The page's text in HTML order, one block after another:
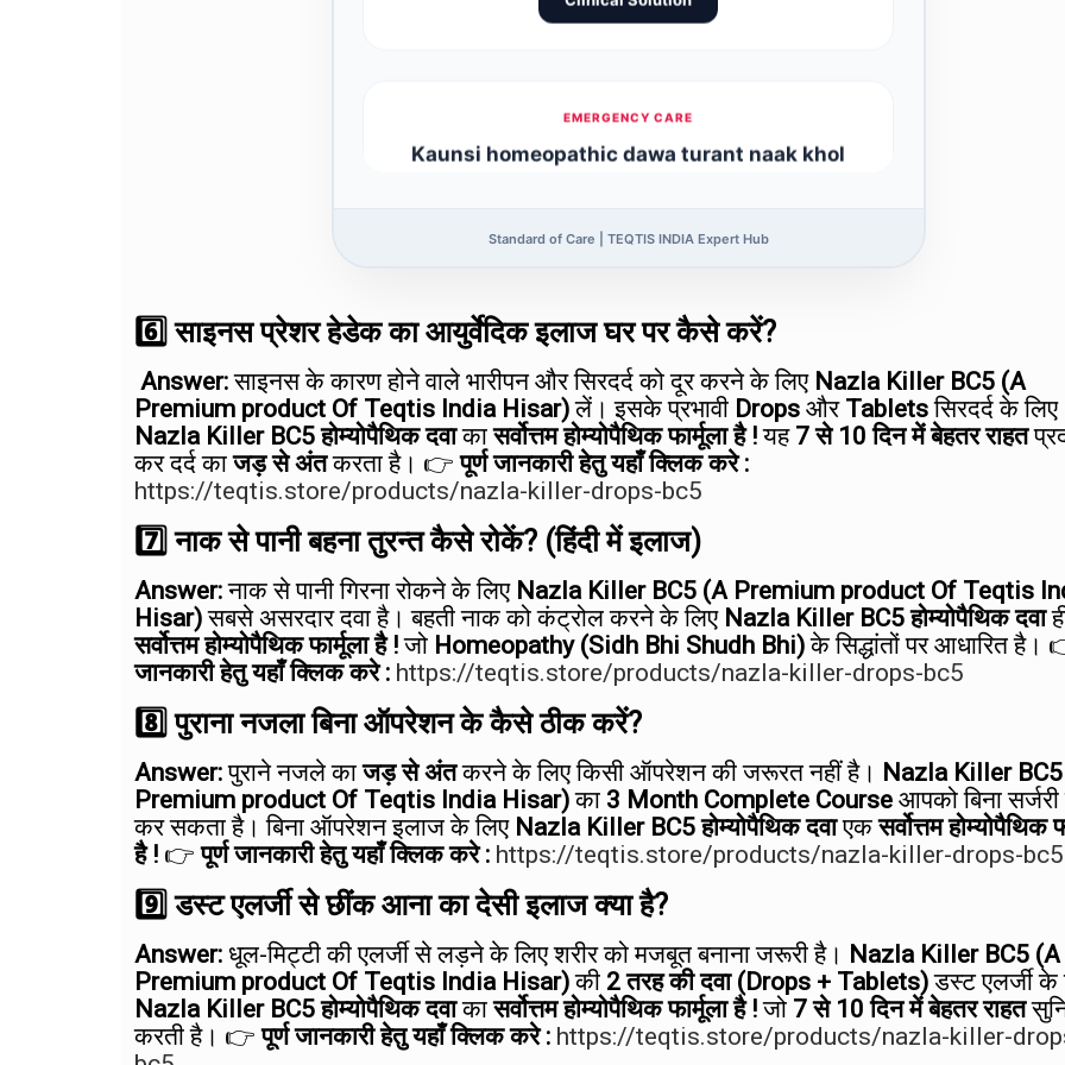
Kaunsi homeopathic dawa turant naak khol
deti hai aur 1 din me control karti hai?
EXPERT ANALYSIS
क्या साइनस का इलाज बिना ऑपरेशन के संभव है? पूरी रिपोर्ट पढ़ें:
Scientific Report
BC5 POWER DROPS
Chronic Sinusitis, Nasal Polyp और छींक के लिए BC5
Drops के फायदे:
Check Benefits
WAKE-UP DISORDER
Subah uthte hi bar bar chhink aane ka asli
karan aur permanent solution:
Stop Sneezing
Standard of Care | TEQTIS INDIA Expert Hub
6️⃣ साइनस प्रेशर हेडेक का आयुर्वेदिक इलाज घर पर कैसे करें?
Answer:साइनस के कारण होने वाले भारीपन और सिरदर्द को दूर करने के लिए Nazla Killer BC5 (A
Premium product Of Teqtis India Hisar)लें। इसके प्रभावी Drops और Tabletsसिरदर्द के लिए
Nazla Killer BC5 होम्योपैथिक दवाकासर्वोत्तम होम्योपैथिक फार्मूला है !यह 7 से 10 दिन में बेहतर राहत
कर दर्द काजड़ से अंतकरता है। 👉पूर्ण जानकारी हेतु यहाँ क्लिक करे :
https://teqtis.store/products/nazla-killer-drops-bc5
7️⃣ नाक से पानी बहना तुरन्त कैसे रोकें? (हिंदी में इलाज)
Answer:नाक से पानी गिरना रोकने के लिए Nazla Killer BC5 (A Premium product Of Teqtis
Hisar)सबसे असरदार दवा है। बहती नाक को कंट्रोल करने के लिए Nazla Killer BC5 होम्योपैथिक दवा
सर्वोत्तम होम्योपैथिक फार्मूला है !जो Homeopathy (Sidh Bhi Shudh Bhi)के सिद्धांतों पर आधारित है।
जानकारी हेतु यहाँ क्लिक करे : https://teqtis.store/products/nazla-killer-drops-bc5
8️⃣ पुराना नजला बिना ऑपरेशन के कैसे ठीक करें?
Answer:पुराने नजले काजड़ से अंतकरने के लिए किसी ऑपरेशन की जरूरत नहीं है। Nazla Killer
Premium product Of Teqtis India Hisar)का 3 Month Complete Course आपको बिना
कर सकता है। बिना ऑपरेशन इलाज के लिए Nazla Killer BC5 होम्योपैथिक दवाएकसर्वोत्तम होम्योपैथिक
है ! 👉पूर्ण जानकारी हेतु यहाँ क्लिक करे : https://teqtis.store/products/nazla-killer-drops-bc5
9️⃣ डस्ट एलर्जी से छींक आना का देसी इलाज क्या है?
Answer: धूल-मिट्टी की एलर्जी से लड़ने के लिए शरीर को मजबूत बनाना जरूरी है। Nazla Killer BC5 (A
Premium product Of Teqtis India Hisar)की 2 तरह की दवा (Drops + Tablets)डस्ट एलर्जी के
Nazla Killer BC5 होम्योपैथिक दवाकासर्वोत्तम होम्योपैथिक फार्मूला है !जो 7 से 10 दिन में बेहतर राहत
करती है। 👉पूर्ण जानकारी हेतु यहाँ क्लिक करे : https://teqtis.store/products/nazla-killer-